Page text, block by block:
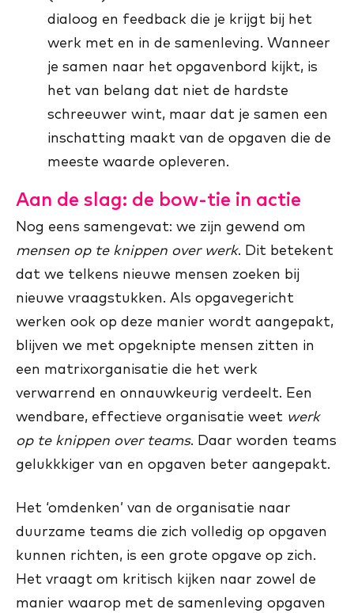
dialoog en feedback die je krijgt bij het
werk met en in de samenleving. Wanneer
je samen naar het opgavenbord kijkt, is
het van belang dat niet de hardste
schreeuwer wint, maar dat je samen een
inschatting maakt van de opgaven die de
meeste waarde opleveren.
Aan de slag: de bow-tie in actie
Nog eens samengevat: we zijn gewend om
mensen op te knippen over werk. Dit betekent
dat we telkens nieuwe mensen zoeken bij
nieuwe vraagstukken. Als opgavegericht
werken ook op deze manier wordt aangepakt,
blijven we met opgeknipte mensen zitten in
een matrixorganisatie die het werk
verwarrend en onnauwkeurig verdeelt. Een
wendbare, effectieve organisatie weet werk
op te knippen over teams. Daar worden teams
gelukkkiger van en opgaven beter aangepakt.
Het ‘omdenken’ van de organisatie naar
duurzame teams die zich volledig op opgaven
kunnen richten, is een grote opgave op zich.
Het vraagt om kritisch kijken naar zowel de
manier waarop met de samenleving opgaven